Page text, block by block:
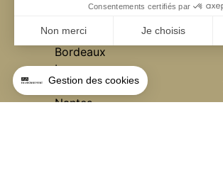
Angers
Bordeaux
Lyon
Marseille
Nantes